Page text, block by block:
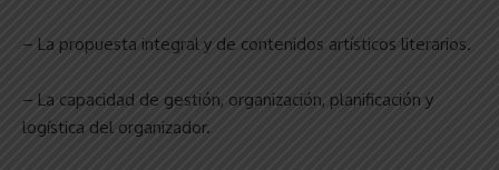
– La propuesta integral y de contenidos artísticos literarios.
– La capacidad de gestión, organización, planificación y
logística del organizador.